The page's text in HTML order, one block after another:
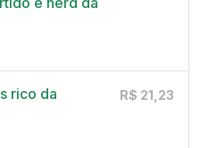
rico da
R$ 21,23